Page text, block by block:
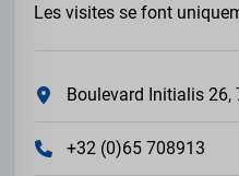
Les visites se font
Boulevard Initialis 26,
+32 (0)65 708913